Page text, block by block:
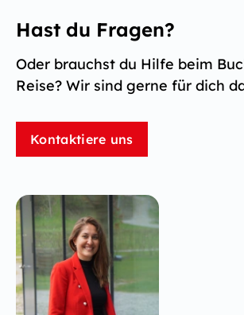
Hast du Fragen?
Oder brauchst du Hilfe beim
Reise? Wir sind gerne für dich
Kontaktiere uns